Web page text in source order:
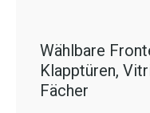
Wählbare
Klapptüren,
Fächer